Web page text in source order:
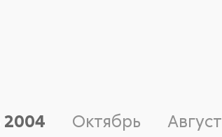
2004 Октябрь Август